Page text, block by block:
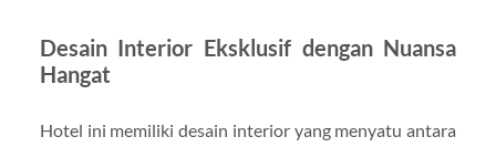
Desain Interior Eksklusif dengan Nuansa
Hangat
Hotel ini memiliki desain interior yang menyatu antara